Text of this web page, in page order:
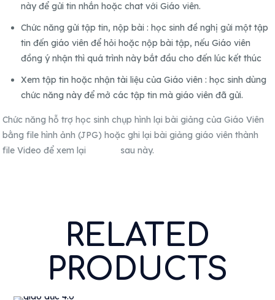
này để gửi tin nhắn hoặc chat với Giáo viên.
Chức năng gửi tập tin, nộp bài : học sinh đề nghị gửi một tập
tin đến giáo viên để hỏi hoặc nộp bài tập, nếu Giáo viên
đồng ý nhận thì quá trình này bắt đầu cho đến lúc kết thúc
Xem tập tin hoặc nhận tài liệu của Giáo viên : học sinh dùng
chức năng này để mở các tập tin mà giáo viên đã gửi.
Chức năng hỗ trợ học sinh chụp hình lại bài giảng của Giáo Viên
bằng file hình ảnh (JPG) hoặc ghi lại bài giảng giáo viên thành
file Video để xem lại sau này.
RELATED
PRODUCTS